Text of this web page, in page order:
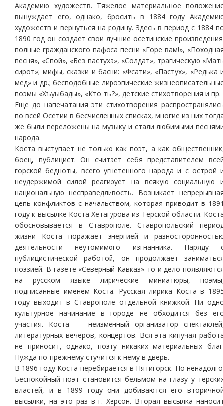
Академию художеств. Тяжелое материальное
вынуждает его, однако, бросить в 1884 году
художеств и вернуться на родину. Здесь в период с 1884
1890 год он создает свои лучшие осетинские
полные гражданского пафоса песни «Горе вам!»,
песня», «Спой», «Без пастуха», «Солдат», трагическую
сирот»; мифы, сказки и басни: «Фсати», «Пастух», «Редька
мед» и др.; бесподобные лироэпические
поэмы «Хъуыбады», «Кто ты?», детские стихотворения и пр.
Еще до напечатания эти стихотворения
по всей Осетии в бесчисленных списках, многие из них
же были переложены на музыку и стали любимыми
народа.
Коста выступает не только как поэт, а как
боец, публицист. Он считает себя представителем
горской бедноты, всего угнетенного народа и с острой
неудержимой силой реагирует на всякую социальную
национальную несправедливость. Возникает
цепь конфликтов с начальством, которая приводит в
году к высылке Коста Хетагурова из Терской области.
обосновывается в Ставрополе. Ставропольский
жизни Коста поражает энергией и
деятельности неутомимого изгнанника. Наряду
публицистической работой, он продолжает
поэзией. В газете «Северный Кавказ» то и дело
на русском языке лирические миниатюры,
подписанные именем Коста. Русская лирика Коста в
году выходит в Ставрополе отдельной книжкой. Ни
культурное начинание в городе не обходится без
участия. Коста — неизменный организатор
литературных вечеров, концертов. Вся эта кипучая
не приносит, однако, поэту никаких материальных
Нужда по-прежнему стучится к нему в дверь.
В 1896 году Коста перебирается в Пятигорск. Но
Беспокойный поэт становится бельмом на глазу у
властей, и в 1899 году они добиваются его
высылки, на это раз в г. Херсон. Вторая высылка